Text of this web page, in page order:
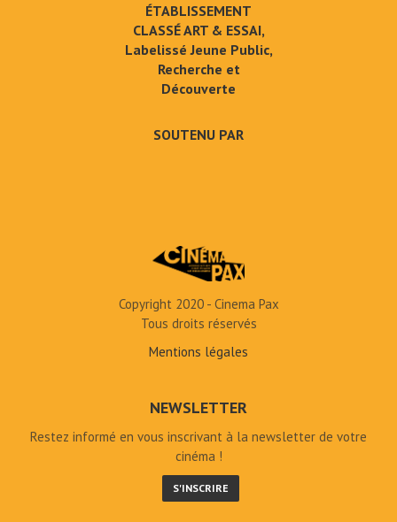
ÉTABLISSEMENT
CLASSÉ ART & ESSAI,
Labelissé Jeune Public,
Recherche et
Découverte
SOUTENU PAR
Copyright 2020 - Cinema Pax
Tous droits réservés
Mentions légales
NEWSLETTER
Restez informé en vous inscrivant à la newsletter de votre
cinéma !
S'INSCRIRE